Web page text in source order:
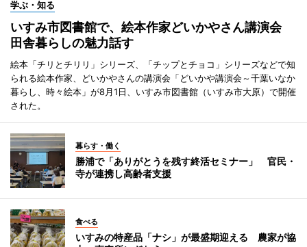
学ぶ・知る
いすみ市図書館で、絵本作家どいかやさん講演会
田舎暮らしの魅力話す
絵本「チリとチリリ」シリーズ、「チップとチョコ」シリーズなどで知
られる絵本作家、どいかやさんの講演会「どいかや講演会～千葉いなか
暮らし、時々絵本」が8月1日、いすみ市図書館（いすみ市大原）で開催
された。
暮らす・働く
勝浦で「ありがとうを残す終活セミナー」 官民・
寺が連携し高齢者支援
食べる
いすみの特産品「ナシ」が最盛期迎える 農家が協